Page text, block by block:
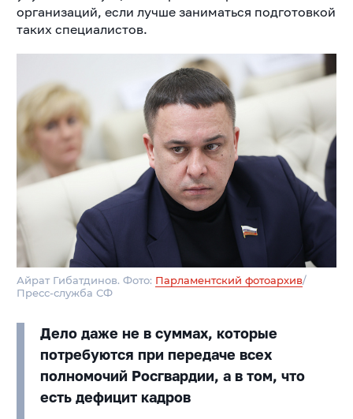
организаций, если лучше заниматься подготовкой
таких специалистов.
Айрат Гибатдинов. Фото: Парламентский фотоархив/
Пресс-служба СФ
Дело даже не в суммах, которые
потребуются при передаче всех
полномочий Росгвардии, а в том, что
есть дефицит кадров